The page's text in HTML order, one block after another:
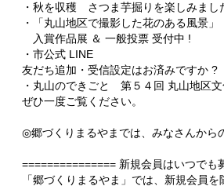
・秋を収穫 さつま芋掘りを楽しみまし
・「丸山地区で撮影した花のある風景」
入賞作品展 ＆ 一般投票 受付中 !
・市公式 LINE
友だち追加・受信設定はお済みですか ?
・丸山のできごと 第５４回 丸山地区
ぜひ一度ご覧ください。
◎郷づくりまるやまでは、みなさんから
=============== 新規会員はいつでも
「郷づくりまるやま」では、新規会員を